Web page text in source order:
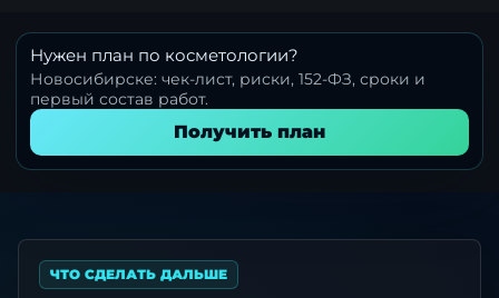
Нужен план по косметологии?
Новосибирске: чек-лист, риски, 152-ФЗ, сроки и
первый состав работ.
Получить план
ЧТО СДЕЛАТЬ ДАЛЬШЕ